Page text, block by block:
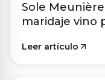
Sole
maridaje vino
Leer artículo